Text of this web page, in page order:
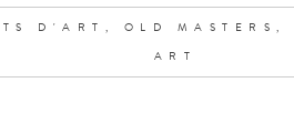
D'ART, OLD MASTERS,
ART